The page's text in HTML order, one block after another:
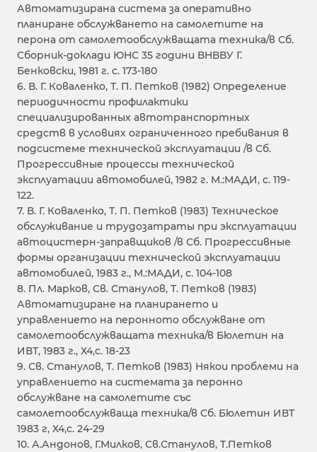
Автоматизирана система за оперативно
планиране обслужването на самолетите на
перона от самолетообслужващата техника/в Сб.
Сборник-доклади ЮНС 35 години ВНВВУ Г.
Бенковски, 1981 г. с. 173-180
6. В. Г. Коваленко, Т. П. Петков (1982) Определение
периодичности профилактики
специализированных автотранспортных
средств в условиях ограниченного пребивания в
подсистеме технической эксплуатации /в Сб.
Прогрессивные процессы технической
эксплуатации автомобилей, 1982 г. М.:МАДИ, с. 119-
122.
7. В. Г. Коваленко, Т. П. Петков (1983) Техническое
обслуживание и трудозатраты при эксплуатации
автоцистерн-заправщиков /в Сб. Прогрессивные
формы организации технической эксплуатации
автомобилей, 1983 г., М.:МАДИ, с. 104-108
8. Пл. Марков, Св. Станулов, Т. Петков (1983)
Автоматизиране на планирането и
управлението на перонното обслужване от
самолетообслужващата техника/в Бюлетин на
ИВТ, 1983 г., Х4,с. 18-23
9. Св. Станулов, Т. Петков (1983) Някои проблеми на
управлението на системата за перонно
обслужване на самолетите със
самолетообслужваща техника/в Сб. Бюлетин ИВТ
1983 г, Х4,с. 24-29
10. А.Андонов, Г.Милков, Св.Станулов, Т.Петков